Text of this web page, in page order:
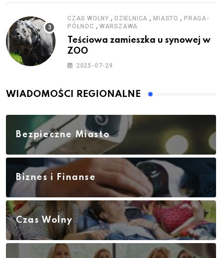
CZAS WOLNY , DZIELNICA ,MIASTO ,PRAGA-
PÓŁNOC , WARSZAWA
Teściowa zamieszka u synowej w
ZOO
2025-07-29
WIADOMOŚCI REGIONALNE
Bezpieczne Miasto
Biznes i Finanse
Czas Wolny